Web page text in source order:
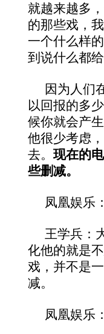
就越来越多
的那些戏，
一个什么样
到说什么都给
因为人们
以回报的多
候你就会产
他很少考虑
去。现在的
些删减。
凤凰娱乐
王学兵：
化他的就是
戏，并不是
减。
凤凰娱乐